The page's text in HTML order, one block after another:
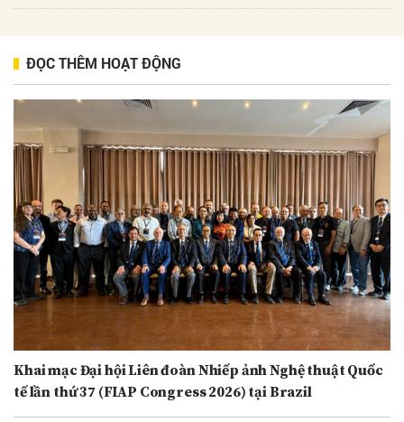
ĐỌC THÊM HOẠT ĐỘNG
Khai mạc Đại hội Liên đoàn Nhiếp ảnh Nghệ thuật Quốc
tế lần thứ 37 (FIAP Congress 2026) tại Brazil